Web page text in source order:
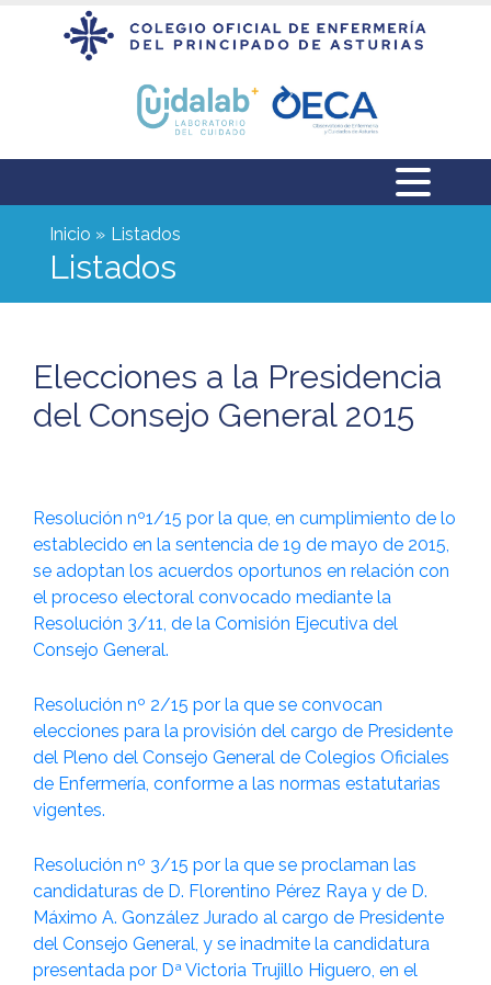
Inicio Listados
Listados
Elecciones a la Presidencia
del Consejo General 2015
Resolución nº1/15 por la que, en cumplimiento de lo
establecido en la sentencia de 19 de mayo de 2015,
se adoptan los acuerdos oportunos en relación con
el proceso electoral convocado mediante la
Resolución 3/11, de la Comisión Ejecutiva del
Consejo General.
Resolución nº 2/15 por la que se convocan
elecciones para la provisión del cargo de Presidente
del Pleno del Consejo General de Colegios Oficiales
de Enfermería, conforme a las normas estatutarias
vigentes.
Resolución nº 3/15 por la que se proclaman las
candidaturas de D. Florentino Pérez Raya y de D.
Máximo A. González Jurado al cargo de Presidente
del Consejo General, y se inadmite la candidatura
presentada por Dª Victoria Trujillo Higuero, en el